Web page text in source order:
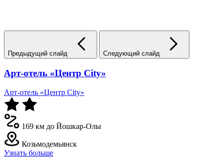
Предыдущий слайд Следующий слайд
Арт-отель «Центр City»
Арт-отель «Центр City»
169 км до Йошкар-Олы
Козьмодемьянск
Узнать больше